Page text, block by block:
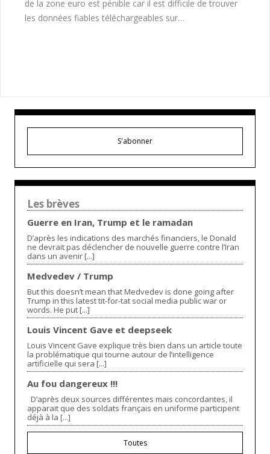
de la zone euro est pénible car il est difficile de trouver
les données fiables téléchargeables sur…
S'abonner
Les brèves
Guerre en Iran, Trump et le ramadan
D’après les indications des marchés financiers, le Donald
ne devrait pas déclencher de nouvelle guerre contre l’Iran
dans un avenir [...]
Medvedev / Trump
But this doesn’t mean that Medvedev is done going after
Trump in this latest tit-for-tat social media public war or
words. He put [...]
Louis Vincent Gave et deepseek
Louis Vincent Gave explique très bien dans un article toute
la problématique qui tourne autour de l’intelligence
artificielle qui sera [...]
Au fou dangereux !!!
D’après deux sources différentes mais concordantes, il
apparait que des soldats français en uniforme participent
déjà à la [...]
Toutes